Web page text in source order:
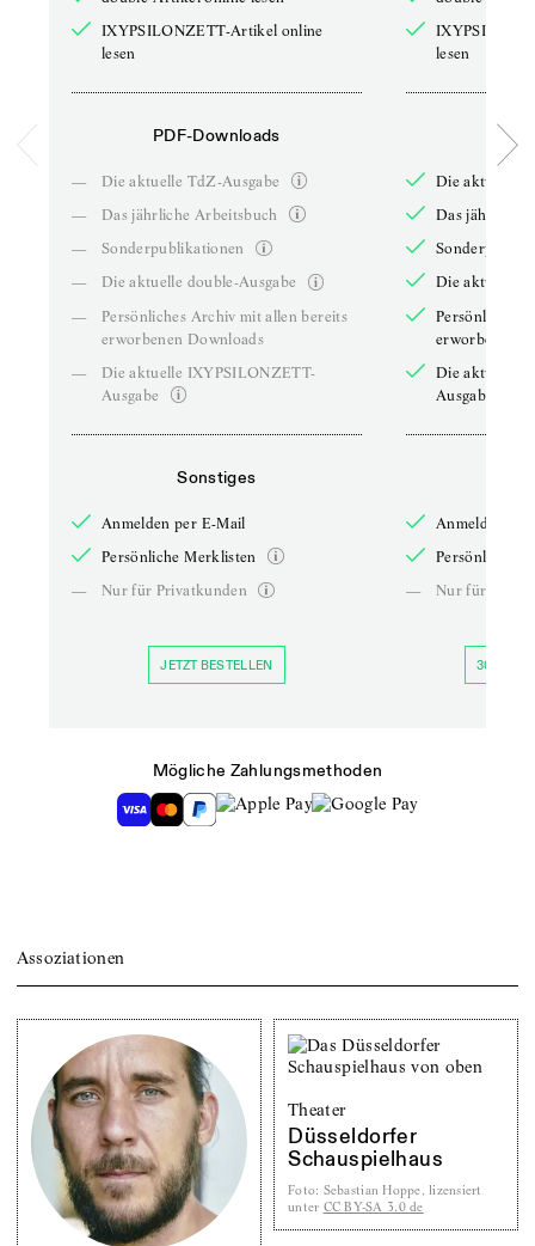
IXYPSILONZETT-Artikel online
lesen
PDF-Downloads
—
Die aktuelle TdZ-Ausgabe
—
Das jährliche Arbeitsbuch
—
Sonderpublikationen
—
Die aktuelle double-Ausgabe
—
Persönliches Archiv mit allen bereits
erworbenen Downloads
—
Die aktuelle IXYPSILONZETT-
Ausgabe
Sonstiges
Anmelden per E-Mail
Persönliche Merklisten
—
Nur für Privatkunden
JETZT BESTELLEN
lesen
Die aktuelle
Das jährliche
Die aktuelle
Persönliches
erworbenen
Die aktuelle
Ausgabe
Anmelden
Persönliche
—
Nur für
30 TAGE
Mögliche Zahlungsmethoden
Assoziationen
Theater
Düsseldorfer
Schauspielhaus
Foto: Sebastian Hoppe, lizensiert
unter CC BY-SA 3.0 de